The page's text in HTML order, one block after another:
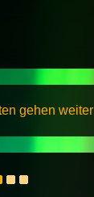
gehen weiter